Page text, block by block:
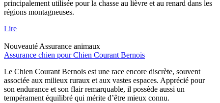
principalement utilisée pour la chasse au lièvre et au renard dans les
régions montagneuses.
Lire
Nouveauté Assurance animaux
Assurance chien pour Chien Courant Bernois
Le Chien Courant Bernois est une race encore discrète, souvent
associée aux milieux ruraux et aux vastes espaces. Apprécié pour
son endurance et son flair remarquable, il possède aussi un
tempérament équilibré qui mérite d’être mieux connu.